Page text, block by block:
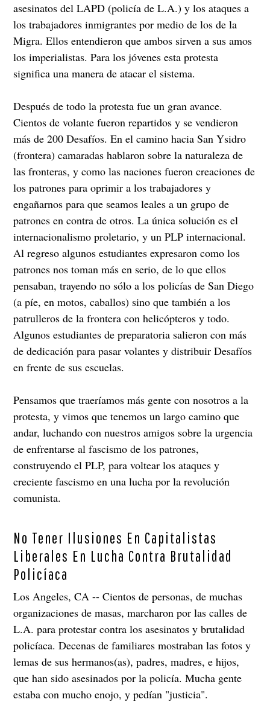
asesinatos del LAPD (policía de L.A.) y los ataques a
los trabajadores inmigrantes por medio de los de la
Migra. Ellos entendieron que ambos sirven a sus amos
los imperialistas. Para los jóvenes esta protesta
significa una manera de atacar el sistema.
Después de todo la protesta fue un gran avance.
Cientos de volante fueron repartidos y se vendieron
más de 200 Desafíos. En el camino hacia San Ysidro
(frontera) camaradas hablaron sobre la naturaleza de
las fronteras, y como las naciones fueron creaciones de
los patrones para oprimir a los trabajadores y
engañarnos para que seamos leales a un grupo de
patrones en contra de otros. La única solución es el
internacionalismo proletario, y un PLP internacional.
Al regreso algunos estudiantes expresaron como los
patrones nos toman más en serio, de lo que ellos
pensaban, trayendo no sólo a los policías de San Diego
(a píe, en motos, caballos) sino que también a los
patrulleros de la frontera con helicópteros y todo.
Algunos estudiantes de preparatoria salieron con más
de dedicación para pasar volantes y distribuir Desafíos
en frente de sus escuelas.
Pensamos que traeríamos más gente con nosotros a la
protesta, y vimos que tenemos un largo camino que
andar, luchando con nuestros amigos sobre la urgencia
de enfrentarse al fascismo de los patrones,
construyendo el PLP, para voltear los ataques y
creciente fascismo en una lucha por la revolución
comunista.
No Tener Ilusiones En Capitalistas
Liberales En Lucha Contra Brutalidad
Policíaca
Los Angeles, CA -- Cientos de personas, de muchas
organizaciones de masas, marcharon por las calles de
L.A. para protestar contra los asesinatos y brutalidad
policíaca. Decenas de familiares mostraban las fotos y
lemas de sus hermanos(as), padres, madres, e hijos,
que han sido asesinados por la policía. Mucha gente
estaba con mucho enojo, y pedían "justicia".